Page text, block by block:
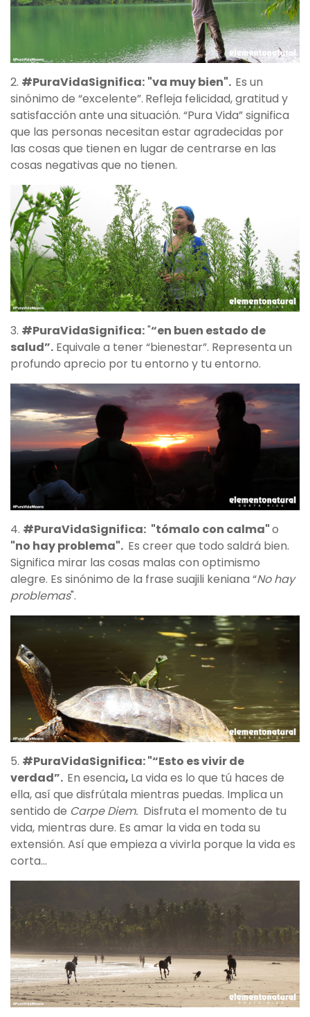
2. #PuraVidaSignifica: "va muy bien". Es un
sinónimo de “excelente”. Refleja felicidad, gratitud y
satisfacción ante una situación. “Pura Vida” significa
que las personas necesitan estar agradecidas por
las cosas que tienen en lugar de centrarse en las
cosas negativas que no tienen.
3. #PuraVidaSignifica:"“en buen estado de
salud”. Equivale a tener “bienestar”. Representa un
profundo aprecio por tu entorno y tu entorno.
4. #PuraVidaSignifica: "tómalo con calma"o
"no hay problema". Es creer que todo saldrá bien.
Significa mirar las cosas malas con optimismo
alegre. Es sinónimo de la frase suajili keniana “No hay
problemas".
5. #PuraVidaSignifica:"“Esto es vivir de
verdad”. En esencia, La vida es lo que tú haces de
ella, así que disfrútala mientras puedas. Implica un
sentido de Carpe Diem. Disfruta el momento de tu
vida, mientras dure. Es amar la vida en toda su
extensión. Así que empieza a vivirla porque la vida es
corta…